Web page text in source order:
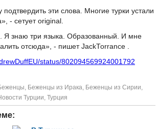
подтвердить эти слова. Многие турки устали
- сетует original.
Я знаю три языка. Образованный. И мне
отсюда», - пишет JackTorrance .
status/802094569924001792
, Беженцы из Ирака, Беженцы из Сирии,
Турции, Турция